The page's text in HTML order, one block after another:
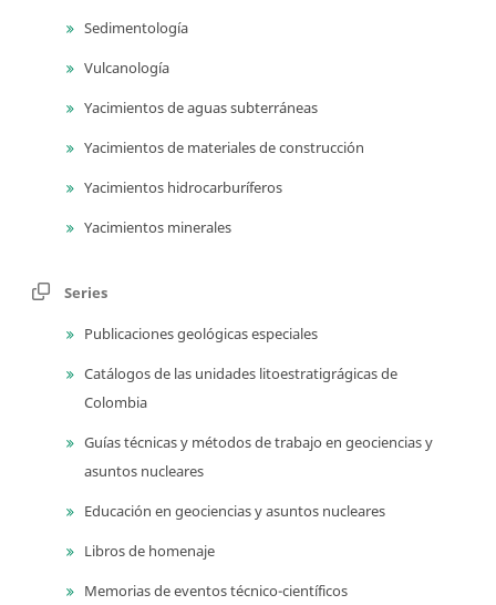
Sedimentología
Vulcanología
Yacimientos de aguas subterráneas
Yacimientos de materiales de construcción
Yacimientos hidrocarburíferos
Yacimientos minerales
Series
Publicaciones geológicas especiales
Catálogos de las unidades litoestratigrágicas de
Colombia
Guías técnicas y métodos de trabajo en geociencias y
asuntos nucleares
Educación en geociencias y asuntos nucleares
Libros de homenaje
Memorias de eventos técnico-científicos